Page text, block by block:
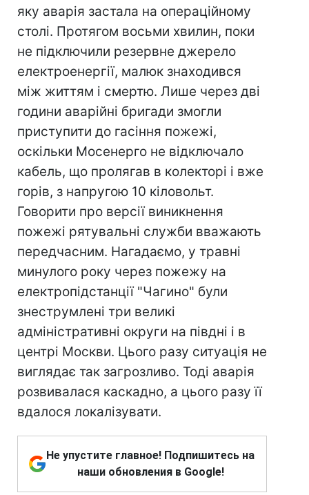
яку аварія застала на операційному
столі. Протягом восьми хвилин, поки
не підключили резервне джерело
електроенергії, малюк знаходився
між життям і смертю. Лише через дві
години аварійні бригади змогли
приступити до гасіння пожежі,
оскільки Мосенерго не відключало
кабель, що пролягав в колекторі і вже
горів, з напругою 10 кіловольт.
Говорити про версії виникнення
пожежі рятувальні служби вважають
передчасним. Нагадаємо, у травні
минулого року через пожежу на
електропідстанції "Чагино" були
знеструмлені три великі
адміністративні округи на півдні і в
центрі Москви. Цього разу ситуація не
виглядає так загрозливо. Тоді аварія
розвивалася каскадно, а цього разу її
вдалося локалізувати.
Не упустите главное! Подпишитесь на
наши обновления в Google!